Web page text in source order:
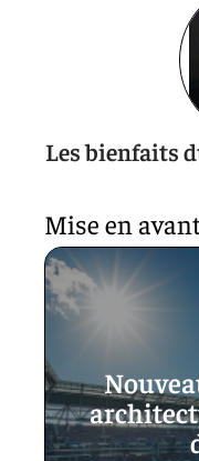
Les bienfaits
Mise en